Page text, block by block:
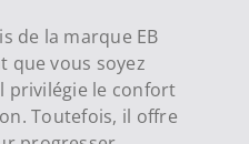
de la marque EB
que vous soyez
privilégie le confort
Toutefois, il offre